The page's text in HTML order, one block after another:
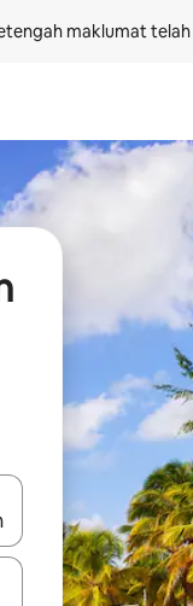
maklumat
panah atas dan